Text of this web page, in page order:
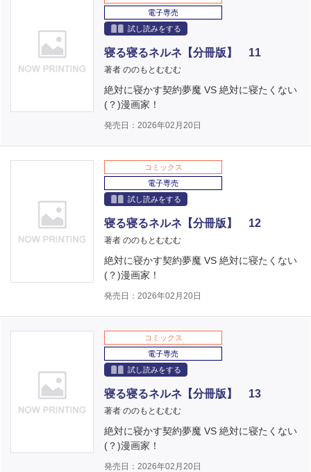
電子専売
試し読みをする
寝る寝るネルネ【分冊版】 11
著者 ののもとむむむ
絶対に寝かす契約夢魔 VS 絶対に寝たくない
(？)漫画家！
発売日：2026年02月20日
コミックス
電子専売
試し読みをする
寝る寝るネルネ【分冊版】 12
著者 ののもとむむむ
絶対に寝かす契約夢魔 VS 絶対に寝たくない
(？)漫画家！
発売日：2026年02月20日
コミックス
電子専売
試し読みをする
寝る寝るネルネ【分冊版】 13
著者 ののもとむむむ
絶対に寝かす契約夢魔 VS 絶対に寝たくない
(？)漫画家！
発売日：2026年02月20日